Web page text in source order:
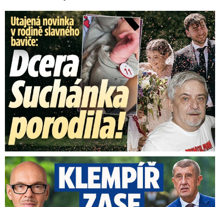
Utajená novinka v rodině baviče: Dcera Suchánka porodila
Umělci tepou Klempíře: „Zcela nepřijatelné.“